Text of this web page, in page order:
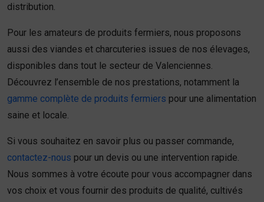
distribution.
Pour les amateurs de produits fermiers, nous proposons
aussi des viandes et charcuteries issues de nos élevages,
disponibles dans tout le secteur de Valenciennes.
Découvrez l’ensemble de nos prestations, notamment la
gamme complète de produits fermiers pour une alimentation
saine et locale.
Si vous souhaitez en savoir plus ou passer commande,
contactez-nous pour un devis ou une intervention rapide.
Nous sommes à votre écoute pour vous accompagner dans
vos choix et vous fournir des produits de qualité, cultivés